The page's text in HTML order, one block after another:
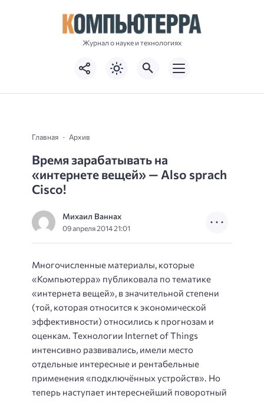
Журнал о науке и технологиях
Главная Архив
Время зарабатывать на
«интернете вещей» — Also sprach
Cisco!
Михаил Ваннах
09 апреля 2014 21:01
Многочисленные материалы, которые
«Компьютерра» публиковала по тематике
«интернета вещей», в значительной степени
(той, которая относится к экономической
эффективности) относились к прогнозам и
оценкам. Технологии Internet of Things
интенсивно развивались, имели место
отдельные интересные и рентабельные
применения «подключённых устройств». Но
теперь наступает интереснейший поворотный